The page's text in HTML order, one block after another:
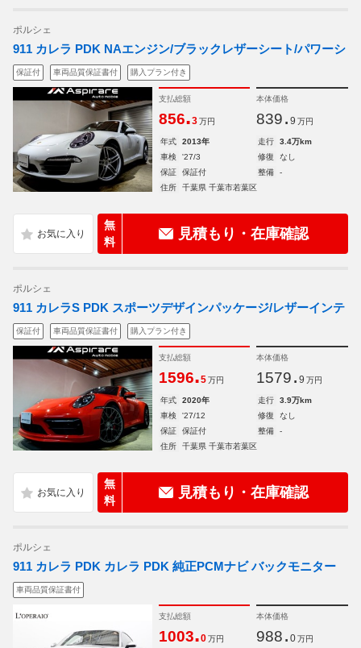
ポルシェ
911 カレラ PDK NAエンジン/ブラックレザーシート/パワーシ
保証付 車両品質保証書付 購入プラン付き
支払総額
856.3 万円
本体価格
839. 9 万円
年式 2013年 走行
3.4万km
車検
'27/3 修復
なし
保証
保証付 整備
-
住所
千葉県 千葉市若葉区
無
料
見積もり・在庫確認
ポルシェ
911 カレラS PDK スポーツデザインパッケージ/レザーインテ
保証付 車両品質保証書付 購入プラン付き
支払総額
1596.5 万円
本体価格
1579. 9 万円
年式 2020年 走行
3.9万km
車検
'27/12 修復
なし
保証
保証付 整備
-
住所
千葉県 千葉市若葉区
無
料
見積もり・在庫確認
ポルシェ
911 カレラ PDK カレラ PDK 純正PCMナビ バックモニター
車両品質保証書付
支払総額
1003.0 万円
本体価格
988. 0 万円